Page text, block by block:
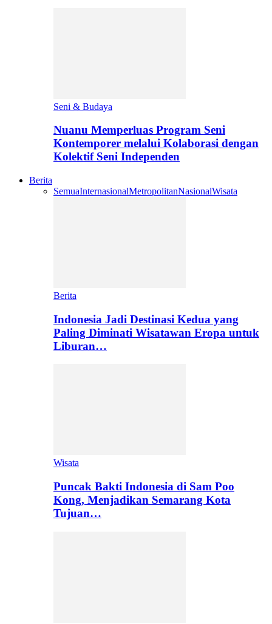
Seni & Budaya
Nuanu Memperluas Program Seni
Kontemporer melalui Kolaborasi dengan
Kolektif Seni Independen
Berita
SemuaInternasionalMetropolitanNasionalWisata
Berita
Indonesia Jadi Destinasi Kedua yang
Paling Diminati Wisatawan Eropa untuk
Liburan…
Wisata
Puncak Bakti Indonesia di Sam Poo
Kong, Menjadikan Semarang Kota
Tujuan…